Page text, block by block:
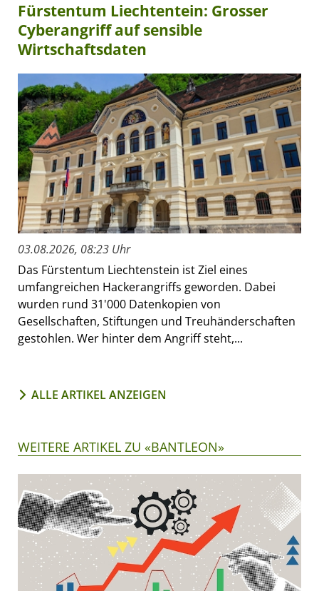
Fürstentum Liechtentein: Grosser
Cyberangriff auf sensible
Wirtschaftsdaten
03.08.2026, 08:23 Uhr
Das Fürstentum Liechtenstein ist Ziel eines
umfangreichen Hackerangriffs geworden. Dabei
wurden rund 31'000 Datenkopien von
Gesellschaften, Stiftungen und Treuhänderschaften
gestohlen. Wer hinter dem Angriff steht,...
ALLE ARTIKEL ANZEIGEN
WEITERE ARTIKEL ZU «BANTLEON»